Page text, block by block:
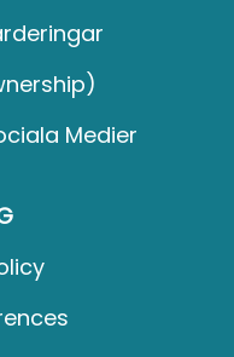
Medier